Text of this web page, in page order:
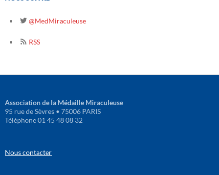
@MedMiraculeuse
RSS
Association de la Médaille Miraculeuse
95 rue de Sèvres • 75006 PARIS
Téléphone 01 45 48 08 32
Nous contacter